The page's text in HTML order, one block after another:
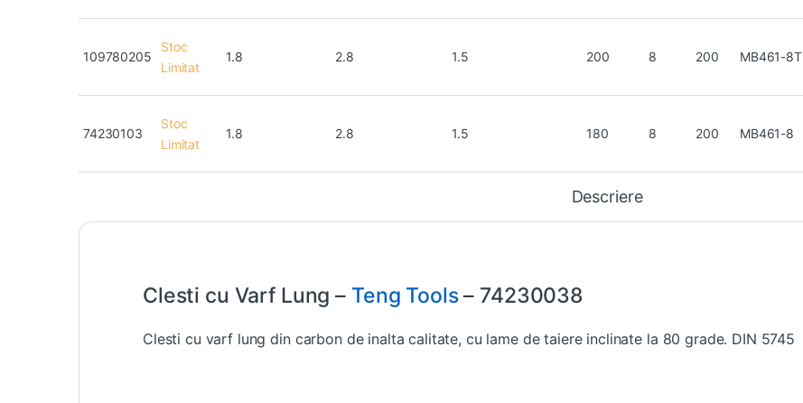
109780205
Stoc
Limitat
1.8 2.8 1.5 200 8 200 MB461-8T
74230103
Stoc
Limitat
1.8 2.8 1.5 180 8 200 MB461-8
Descriere
Clesti cu Varf Lung – Teng Tools– 74230038
Clesti cu varf lung din carbon de inalta calitate, cu lame de taiere inclinate la 80 grade. DIN 5745